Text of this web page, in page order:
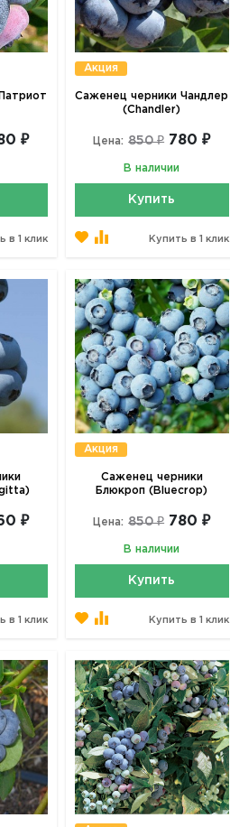
₽
в 1 клик
Акция
Саженец черники Чандлер
(Chandler)
Цена: 850 ₽ 780 ₽
В наличии
Купить
Купить в 1 клик
₽
в 1 клик
Акция
Саженец черники
Блюкроп (Bluecrop)
Цена: 850 ₽ 780 ₽
В наличии
Купить
Купить в 1 клик